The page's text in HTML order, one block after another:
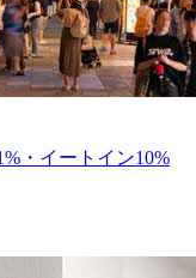
・イートイン10%